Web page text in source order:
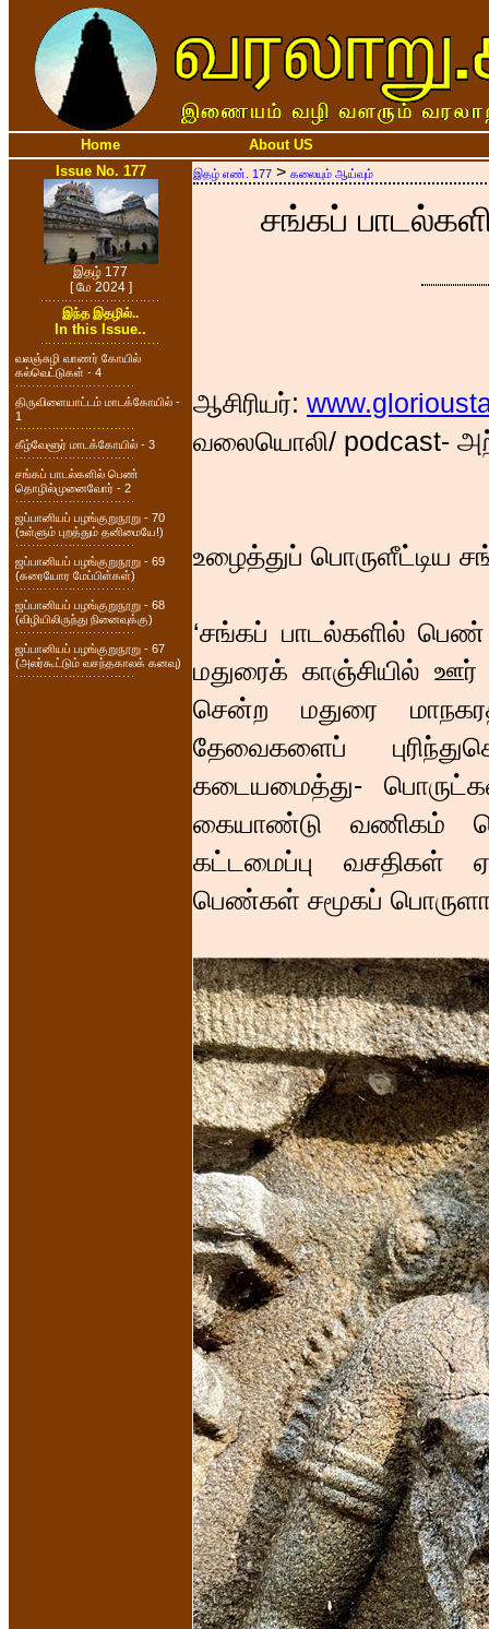
Home
About US
Issue No. 177
இதழ் 177
[ மே 2024 ]
இந்த இதழில்..
In this Issue..
வலஞ்சுழி வாணர் கோயில்
கல்வெட்டுகள் - 4
திருவிளையாட்டம் மாடக்கோயில் -
1
கீழ்வேளூர் மாடக்கோயில் - 3
சங்கப் பாடல்களில் பெண்
தொழில்முனைவோர் - 2
ஜப்பானியப் பழங்குறுநூறு - 70
(உள்ளும் புறத்தும் தனிமையே!)
ஜப்பானியப் பழங்குறுநூறு - 69
(கரையோர மேப்பிள்கள்)
ஜப்பானியப் பழங்குறுநூறு - 68
(விழியிலிருந்து நினைவுக்கு)
ஜப்பானியப் பழங்குறுநூறு - 67
(அலர்கூட்டும் வசந்தகாலக் கனவு)
இதழ் எண். 177 > கலையும் ஆய்வும்
சங்கப்
ஆசிரியர்:
வலையொலி/ podcast-
உழைத்துப்
‘சங்கப் பாடல்களில்
மதுரைக் காஞ்சியில்
சென்ற மதுரை
தேவைகளைப்
கடையமைத்து-
கையாண்டு வணிகம்
கட்டமைப்பு வசதிகள்
பெண்கள் சமூகப்